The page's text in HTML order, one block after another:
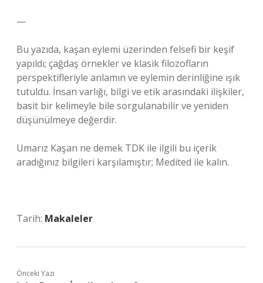
—
Bu yazıda, kaşan eylemi üzerinden felsefi bir keşif
yapıldı; çağdaş örnekler ve klasik filozofların
perspektifleriyle anlamın ve eylemin derinliğine ışık
tutuldu. İnsan varlığı, bilgi ve etik arasındaki ilişkiler,
basit bir kelimeyle bile sorgulanabilir ve yeniden
düşünülmeye değerdir.
Umarız Kaşan ne demek TDK ile ilgili bu içerik
aradığınız bilgileri karşılamıştır; Medited ile kalın.
Tarih: Makaleler
Önceki Yazı